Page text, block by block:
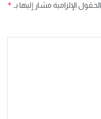
الحقول الإلزامية مشار إليها بـ *